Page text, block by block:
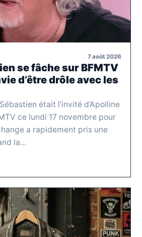
7 août 2026
se fâche sur BFMTV
d’être drôle avec les
était l’invité d’Apolline
ce lundi 17 novembre pour
a rapidement pris une
la…